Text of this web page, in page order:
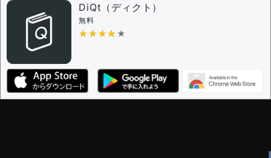
DiQt（ディクト）
無料
★★★★★
★★★★★